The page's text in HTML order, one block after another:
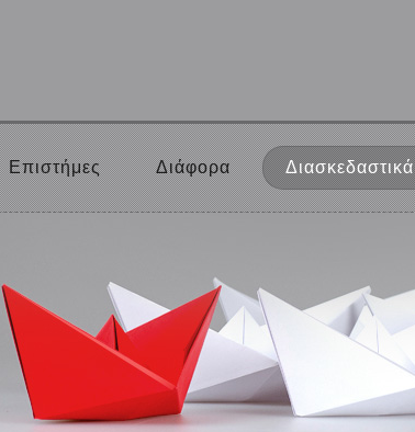
Επιστήμες Διάφορα Διασκεδαστικά